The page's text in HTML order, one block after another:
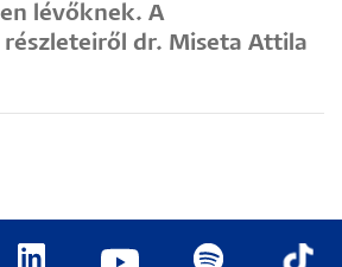
lévőknek. A
dr. Miseta Attila